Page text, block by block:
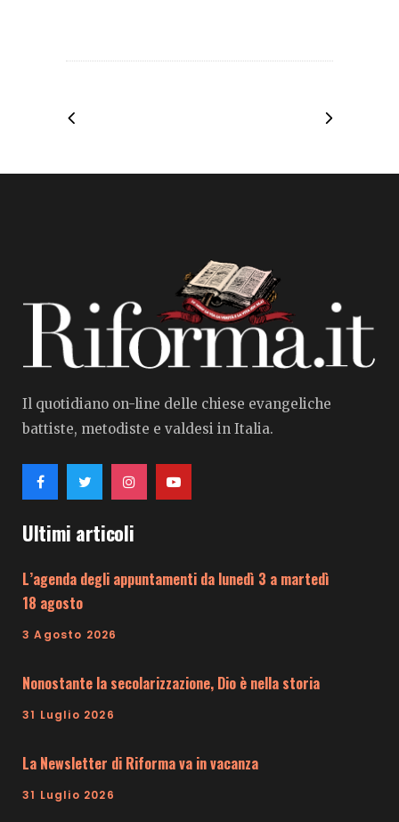
Il quotidiano on-line delle chiese evangeliche
battiste, metodiste e valdesi in Italia.
Ultimi articoli
L’agenda degli appuntamenti da lunedì 3 a martedì
18 agosto
3 Agosto 2026
Nonostante la secolarizzazione, Dio è nella storia
31 Luglio 2026
La Newsletter di Riforma va in vacanza
31 Luglio 2026